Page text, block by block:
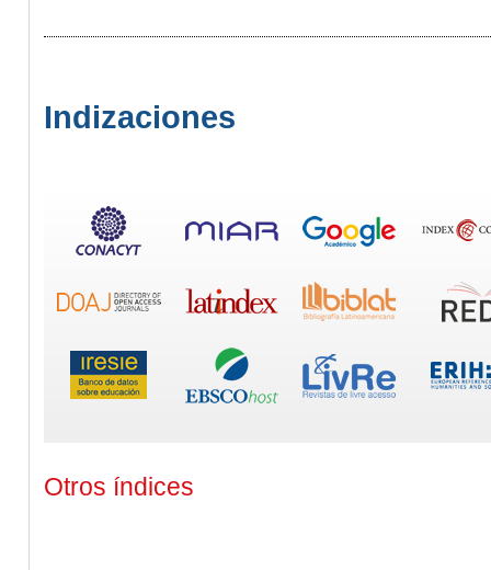
Indizaciones
Otros índices